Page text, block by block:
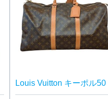
Louis Vuitton キーポル50